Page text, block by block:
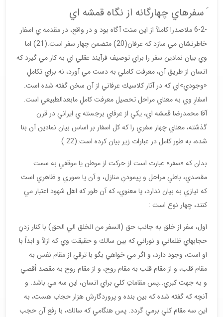
َ سفرهاي چهارگانه از نگاه قمشه اي
-6-2 ملاصدرا كاملاً از اين سنت آگاه بود و در واقع، در مقدمه ي اسفار
خاطرنشان مي سازد كه عرفان(20) متضمن چهار سفر است.(21) اما
وي بيان نمادين سفر را براي توصيف فرآيند عقلي اي به كار مي گيرد كه
انسان از طريق آن، معرفت كاملي به دست مي آورد، نه براي تكاملِ
«وجودي»اي كه در آثار كلاسيك عرفاني از آن سخن گفته شده است.
اسفارِ وي به معناي مراحل تحصيل معرفت كاملِ مابعدالطبيعي است.
آقا محمدرضا قمشه اي، يكي از عرفاي برجسته ي ايراني در قرن
گذشته، معناي چهار سفري را كه كل اسفار بر اساس بيان نمادين آن بنا
شده، به طور كامل در عبارات زير بيان كرده است:(22 )
بدان كه «سفر» عبارت است از حركت از موطن يا موقفي به سمت
مقصدي، باطي مراحل و پيمودنِ منازل، و آن يا صوري و ظاهري است
كه نيازي به بيان ندارد، يا معنوي، كه آن طور كه اهل شهود اعتبار مي
كنند، چهار نوع است :
اول، سفر از خلق به جانب حق (السفر من الخلق الي الحق) با كنار زدنِ
حجابهاي ظلماني و نوراني كه بين سالك و حقيقت وي كه ازلاً و ابداً با
او است، وجود دارد، و اگر مي خواهي بگو با ترقي از مقام نفس به
مقام قلب، و از مقام قلب به مقام روح، و از مقام روح به مقصد أقصي
و به جهت كبري…پس مقاماتِ كلي براي انسان، اين سه مي باشد. و
آنچه كه گفته شده كه بين بنده و پروردگارش هزار حجاب هست، به
اين سه مقام كلي برمي گردد. پس هنگامي كه سالك، با رفع آن حجب